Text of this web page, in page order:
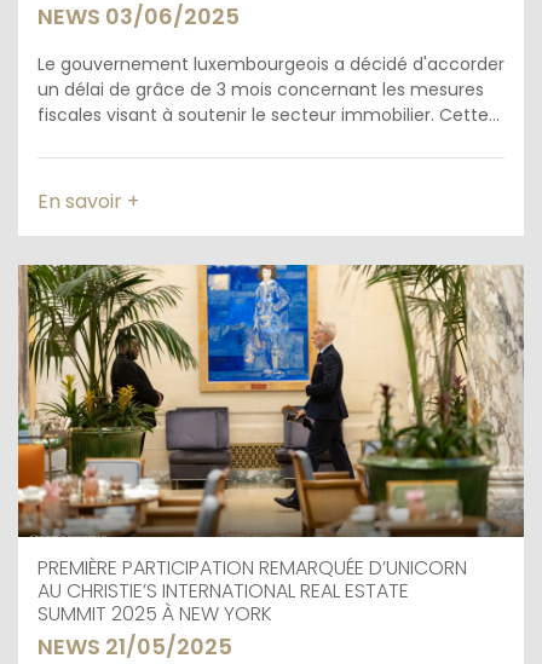
NEWS 03/06/2025
Le gouvernement luxembourgeois a décidé d'accorder
un délai de grâce de 3 mois concernant les mesures
fiscales visant à soutenir le secteur immobilier. Cette...
En savoir +
PREMIÈRE PARTICIPATION REMARQUÉE D’UNICORN
AU CHRISTIE’S INTERNATIONAL REAL ESTATE
SUMMIT 2025 À NEW YORK
NEWS 21/05/2025